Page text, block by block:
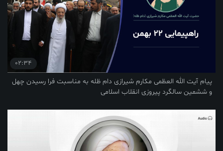
02:34
پیام آیت الله العظمی مکارم شیرازی دام ظله به مناسبت فرا رسیدن چهل
و ششمین سالگرد پیروزی انقلاب اسلامی